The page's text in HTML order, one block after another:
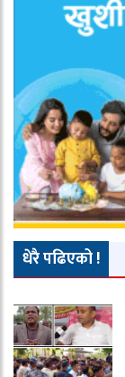
धेरै पढिएको !